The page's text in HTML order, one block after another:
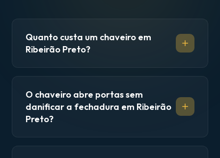
Quanto custa um chaveiro em
Ribeirão Preto?
O chaveiro abre portas sem
danificar a fechadura em Ribeirão
Preto?